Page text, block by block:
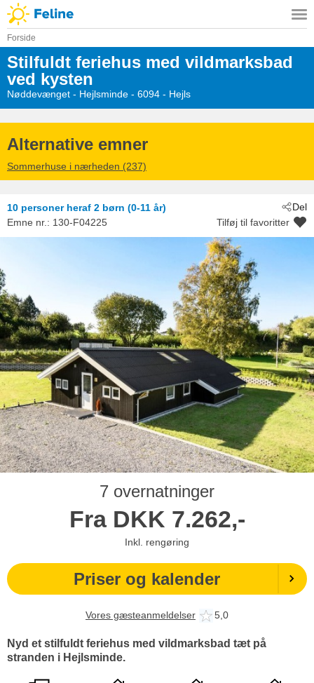
Forside
Stilfuldt feriehus med vildmarksbad
ved kysten
Nøddevænget - Hejlsminde - 6094 - Hejls
Alternative emner
Sommerhuse i nærheden (237)
Del
10 personer heraf 2 børn (0-11 år)
Emne nr.: 130-F04225 Tilføj til favoritter
7 overnatninger
Fra DKK 7.262,-
Inkl. rengøring
Priser og kalender
Vores gæsteanmeldelser 5,0
Nyd et stilfuldt feriehus med vildmarksbad tæt på
stranden i Hejlsminde.